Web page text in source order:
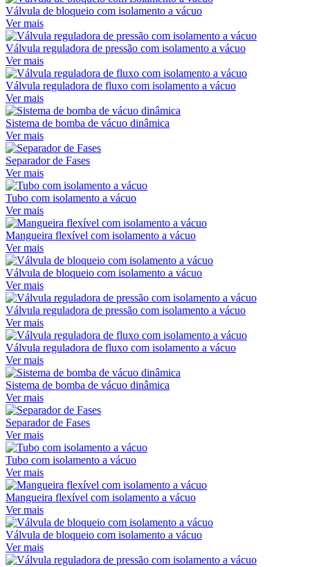
Válvula de bloqueio com isolamento a vácuo
Ver mais
Válvula reguladora de pressão com isolamento a vácuo
Ver mais
Válvula reguladora de fluxo com isolamento a vácuo
Ver mais
Sistema de bomba de vácuo dinâmica
Ver mais
Separador de Fases
Ver mais
Tubo com isolamento a vácuo
Ver mais
Mangueira flexível com isolamento a vácuo
Ver mais
Válvula de bloqueio com isolamento a vácuo
Ver mais
Válvula reguladora de pressão com isolamento a vácuo
Ver mais
Válvula reguladora de fluxo com isolamento a vácuo
Ver mais
Sistema de bomba de vácuo dinâmica
Ver mais
Separador de Fases
Ver mais
Tubo com isolamento a vácuo
Ver mais
Mangueira flexível com isolamento a vácuo
Ver mais
Válvula de bloqueio com isolamento a vácuo
Ver mais